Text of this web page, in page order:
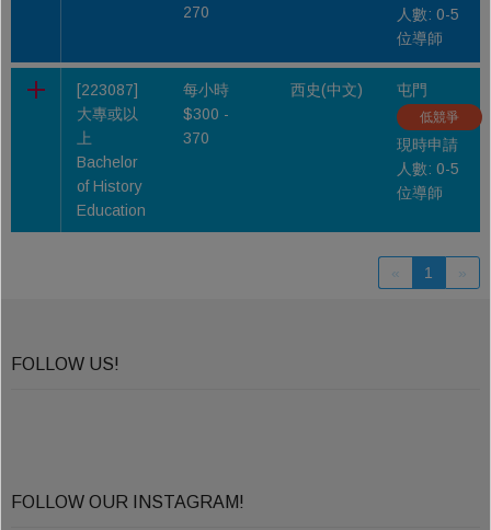
270
人數: 0-5
位導師
[223087]
大專或以
上
Bachelor
of History
Education
每小時
$300 -
370
西史(中文) 屯門
低競爭
現時申請
人數: 0-5
位導師
« 1 »
FOLLOW US!
FOLLOW OUR INSTAGRAM!